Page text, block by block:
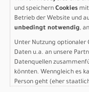
Kette: BELT, GATES,
Kurbelgarnitur
:
Pedale: Specialized
X 2.3
Hinterreifen:
2.3
Reifengrösse: 650B
Vorbau: Specialized
und speichern Cookies
Betrieb der Website und
unbedingt notwendig,
Unter Nutzung optionaler
Daten u.a. an unsere
Datenquellen
könnten. Wenngleich es
Person geht (eher